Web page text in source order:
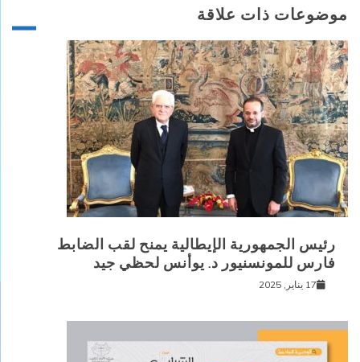
موضوعات ذات علاقة
رئيس الجمهورية الإيطالية يمنح لقب الضابط
فارس للمونسنيور د. يوأنس لحظي جيد
17 يناير, 2025